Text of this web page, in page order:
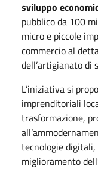
sviluppo
pubblico da 100
micro e piccole
commercio al
dell’artigianato di
L’iniziativa si
imprenditoriali
trasformazione,
tecnologie
miglioramento